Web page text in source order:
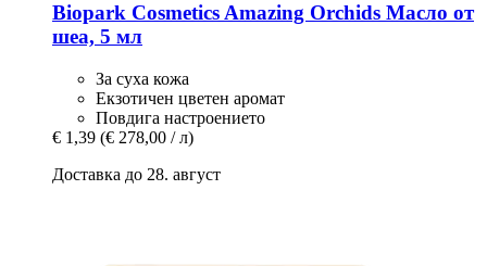
Biopark CosmeticsAmazing Orchids Масло от
шеа, 5 мл
За суха кожа
Екзотичен цветен аромат
Повдига настроението
€ 1,39 (€ 278,00 / л)
Доставка до 28. август